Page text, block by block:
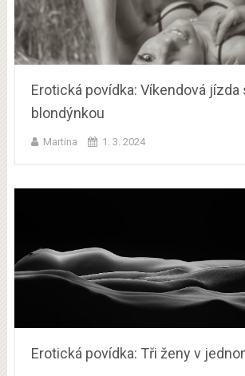
Erotická povídka: Víkendová jízda
blondýnkou
Martina 1. 3. 2024
Erotická povídka: Tři ženy v